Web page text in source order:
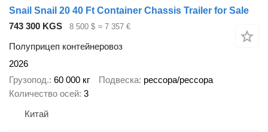
Snail Snail 20 40 Ft Container Chassis Trailer for Sale
743 300 KGS
8 500 $ ≈ 7 357 €
Полуприцеп контейнеровоз
2026
Грузопод. 60 000 кг Подвеска рессора/рессора
Количество осей 3
Китай